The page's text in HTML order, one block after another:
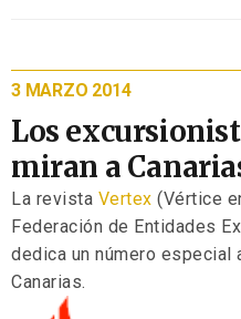
3 MARZO 2014
Los
miran a
La revista Vertex (Vértice
Federación de Entidades
dedica un número especial
Canarias.